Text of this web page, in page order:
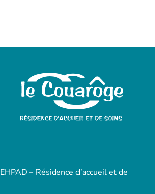
EHPAD – Résidence d’accueil et de